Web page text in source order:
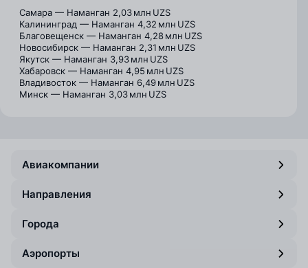
Самара — Наманган 2,03 млн UZS
Калининград — Наманган 4,32 млн UZS
Благовещенск — Наманган 4,28 млн UZS
Новосибирск — Наманган 2,31 млн UZS
Якутск — Наманган 3,93 млн UZS
Хабаровск — Наманган 4,95 млн UZS
Владивосток — Наманган 6,49 млн UZS
Минск — Наманган 3,03 млн UZS
Авиакомпании
Направления
Города
Аэропорты